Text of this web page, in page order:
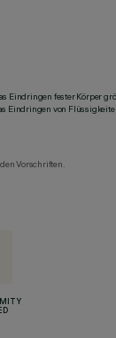
Eindringen fester Körper
Eindringen von
Vorschriften.